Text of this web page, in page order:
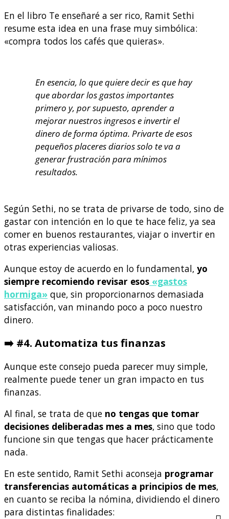
En el libro Te enseñaré a ser rico, Ramit Sethi
resume esta idea en una frase muy simbólica:
«compra todos los cafés que quieras».
En esencia, lo que quiere decir es que hay
que abordar los gastos importantes
primero y, por supuesto, aprender a
mejorar nuestros ingresos e invertir el
dinero de forma óptima. Privarte de esos
pequeños placeres diarios solo te va a
generar frustración para mínimos
resultados.
Según Sethi, no se trata de privarse de todo, sino de
gastar con intención en lo que te hace feliz, ya sea
comer en buenos restaurantes, viajar o invertir en
otras experiencias valiosas.
Aunque estoy de acuerdo en lo fundamental, yo
siempre recomiendo revisar esos «gastos
hormiga» que, sin proporcionarnos demasiada
satisfacción, van minando poco a poco nuestro
dinero.
➡️ #4. Automatiza tus finanzas
Aunque este consejo pueda parecer muy simple,
realmente puede tener un gran impacto en tus
finanzas.
Al final, se trata de que no tengas que tomar
decisiones deliberadas mes a mes, sino que todo
funcione sin que tengas que hacer prácticamente
nada.
En este sentido, Ramit Sethi aconseja programar
transferencias automáticas a principios de mes,
en cuanto se reciba la nómina, dividiendo el dinero
para distintas finalidades: